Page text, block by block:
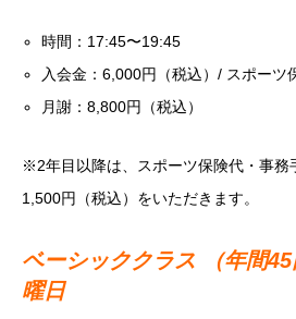
時間：17:45〜19:45
入会金：6,000円（税込）/ スポーツ
月謝：8,800円（税込）
※2年目以降は、スポーツ保険代・事務
1,500円（税込）をいただきます。
ベーシッククラス （年間
曜日